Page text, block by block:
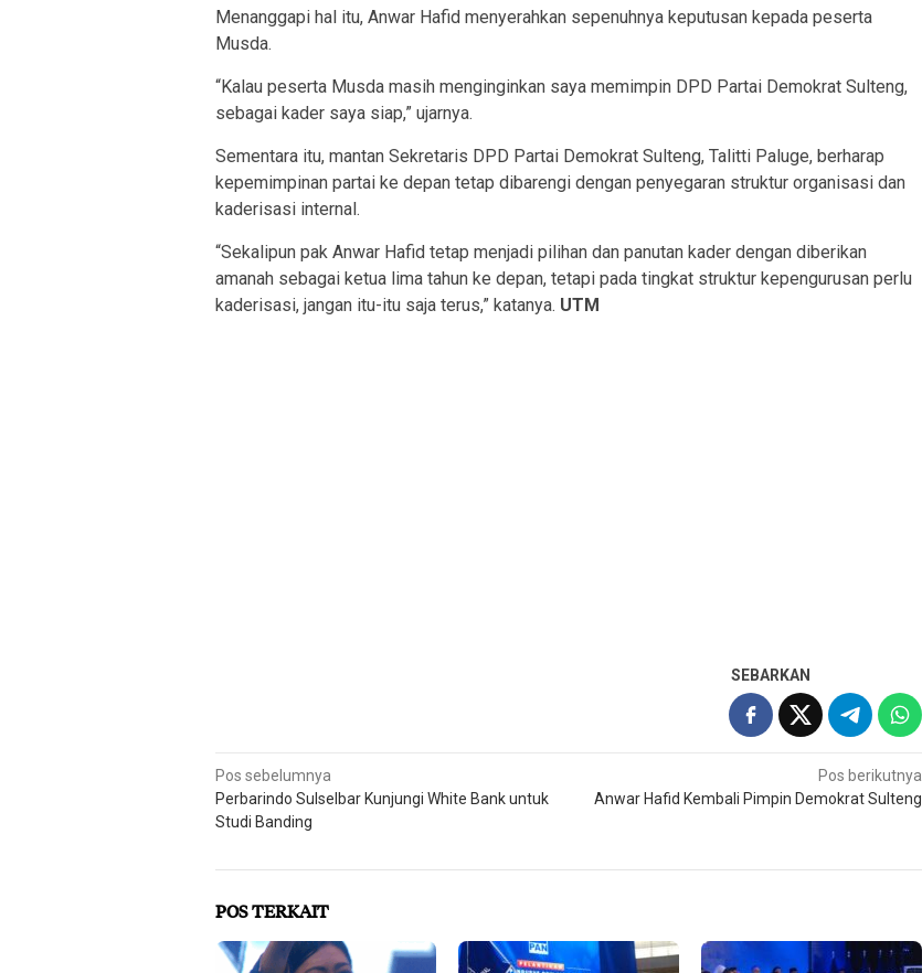
Menanggapi hal itu, Anwar Hafid menyerahkan sepenuhnya keputusan kepada peserta
Musda.
“Kalau peserta Musda masih menginginkan saya memimpin DPD Partai Demokrat Sulteng,
sebagai kader saya siap,” ujarnya.
Sementara itu, mantan Sekretaris DPD Partai Demokrat Sulteng, Talitti Paluge, berharap
kepemimpinan partai ke depan tetap dibarengi dengan penyegaran struktur organisasi dan
kaderisasi internal.
“Sekalipun pak Anwar Hafid tetap menjadi pilihan dan panutan kader dengan diberikan
amanah sebagai ketua lima tahun ke depan, tetapi pada tingkat struktur kepengurusan perlu
kaderisasi, jangan itu-itu saja terus,” katanya. UTM
SEBARKAN
Navigasi
pos
Pos sebelumnya
Perbarindo Sulselbar Kunjungi White Bank untuk
Studi Banding
Pos berikutnya
Anwar Hafid Kembali Pimpin Demokrat Sulteng
POS TERKAIT